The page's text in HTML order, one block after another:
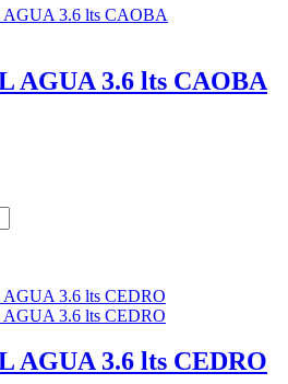
AGUA 3.6 lts CAOBA
AGUA 3.6 lts CEDRO